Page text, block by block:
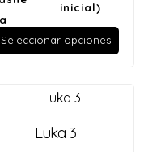
inicial)
Seleccionar opciones
Luka 3